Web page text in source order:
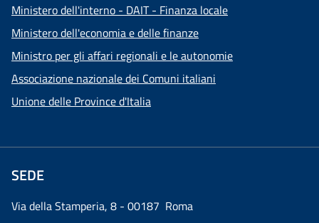
Ministero dell'interno - DAIT - Finanza locale
Ministero dell'economia e delle finanze
Ministro per gli affari regionali e le autonomie
Associazione nazionale dei Comuni italiani
Unione delle Province d'Italia
SEDE
Via della Stamperia, 8 - 00187 Roma